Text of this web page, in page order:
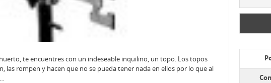
te encuentres con un indeseable inquilino, un topo. Los topos
las rompen y hacen que no se pueda tener nada en ellos por lo que al